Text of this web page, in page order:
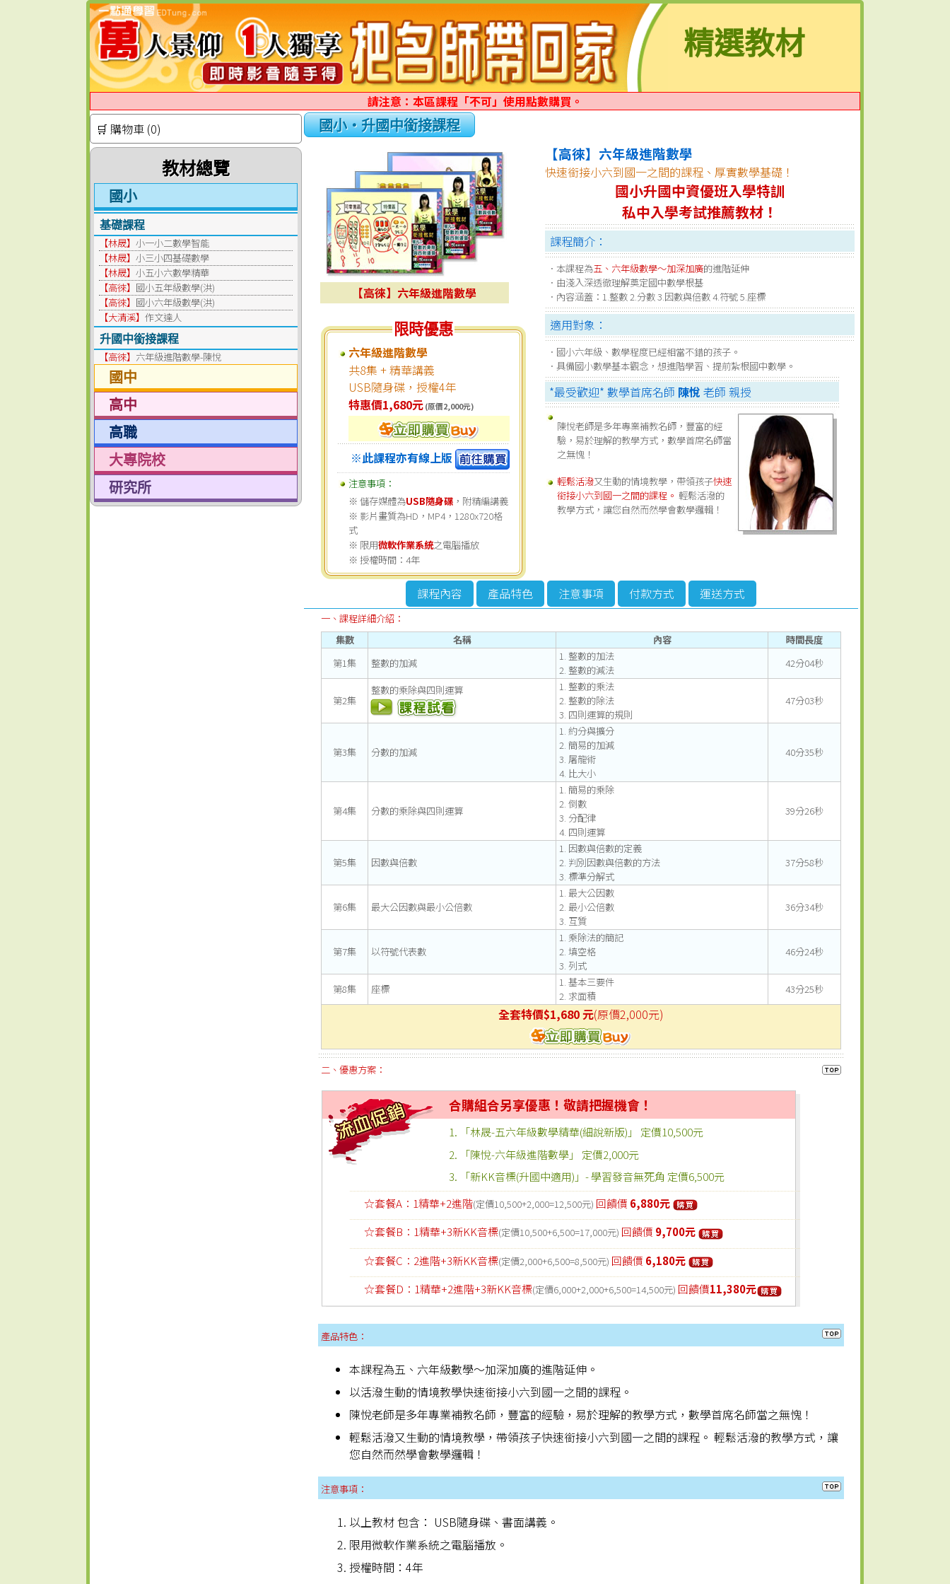
精選教材
請注意：本區課程「不可」使用點數購買。
🛒 購物車 (0)
教材總覽
國小
基礎課程
【林晟】小一小二數學智能
【林晟】小三小四基礎數學
【林晟】小五小六數學精華
【高徠】 國小五年級數學(洪)
【高徠】 國小六年級數學(洪)
【大清溪】作文達人
升國中銜接課程
【高徠】 六年級進階數學-陳悅
國中
高中
高職
大專院校
研究所
國小‧升國中銜接課程
【高徠】六年級進階數學
限時優惠
六年級進階數學
共8集 + 精華講義
USB隨身碟，授權4年
特惠價1,680元 (原價2,000元)
※此課程亦有線上版
注意事項：
※ 儲存媒體為USB隨身碟 ，附精編講義
※ 影片畫質為HD，MP4，1280x720格
式
※ 限用微軟作業系統之電腦播放
※ 授權時間：4年
【高徠】六年級進階數學
快速銜接小六到國一之間的課程、厚實數學基礎！
國小升國中資優班入學特訓
私中入學考試推薦教材！
課程簡介：
．本課程為五、六年級數學～加深加廣的進階延伸
．由淺入深透徹理解奠定國中數學根基
．內容涵蓋：1.整數 2.分數 3.因數與倍數 4.符號 5.座標
適用對象：
．國小六年級、數學程度已經相當不錯的孩子。
．具備國小數學基本觀念，想進階學習、提前紮根國中數學。
*最受歡迎* 數學首席名師 陳悅 老師 親授
陳悅老師是多年專業補教名師，豐富的經
驗，易於理解的教學方式，數學首席名師當
之無愧！
輕鬆活潑又生動的情境教學，帶領孩子快速
銜接小六到國一之間的課程。 輕鬆活潑的
教學方式，讓您自然而然學會數學邏輯！
課程內容 產品特色 注意事項 付款方式 運送方式
一、課程詳細介紹：
集數
名稱 內容
時間長度
第1集
整數的加減
1. 整數的加法
2. 整數的減法
42分04秒
第2集
整數的乘除與四則運算
1. 整數的乘法
2. 整數的除法
3. 四則運算的規則
47分03秒
第3集 分數的加減
1. 約分與擴分
2. 簡易的加減
3. 屠龍術
4. 比大小
40分35秒
第4集 分數的乘除與四則運算
1. 簡易的乘除
2. 倒數
3. 分配律
4. 四則運算
39分26秒
第5集 因數與倍數
1. 因數與倍數的定義
2. 判別因數與倍數的方法
3. 標準分解式
37分58秒
第6集 最大公因數與最小公倍數
1. 最大公因數
2. 最小公倍數
3. 互質
36分34秒
第7集 以符號代表數
1. 乘除法的簡記
2. 填空格
3. 列式
46分24秒
第8集 座標
1. 基本三要件
2. 求面積
43分25秒
全套特價$1,680 元(原價2,000元)
二、優惠方案：
合購組合另享優惠！敬請把握機會！
1.
「林晟-五六年級數學精華(細說新版)」 定價10,500元
2. 「陳悅-六年級進階數學」 定價2,000元
3.
「新KK音標(升國中適用)」- 學習發音無死角 定價6,500元
☆套餐A：1精華+2進階(定價10,500+2,000=12,500元) 回饋價 6,880元
☆套餐B：1精華+3新KK音標(定價10,500+6,500=17,000元) 回饋價 9,700元
☆套餐C：2進階+3新KK音標(定價2,000+6,500=8,500元) 回饋價 6,180元
☆套餐D：1精華+2進階+3新KK音標(定價6,000+2,000+6,500=14,500元) 回饋價11,380元
產品特色：
本課程為五、六年級數學～加深加廣的進階延伸。
以活潑生動的情境教學快速銜接小六到國一之間的課程。
陳悅老師是多年專業補教名師，豐富的經驗，易於理解的教學方式，數學首席名師當之無愧！
輕鬆活潑又生動的情境教學，帶領孩子快速銜接小六到國一之間的課程。 輕鬆活潑的教學方式，讓
您自然而然學會數學邏輯！
注意事項：
以上教材 包含： USB隨身碟、書面講義。
限用微軟作業系統之電腦播放。
授權時間：4年